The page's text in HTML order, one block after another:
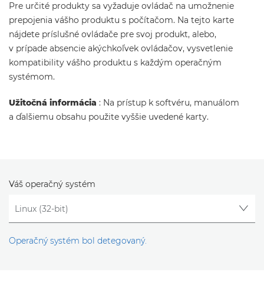
Pre určité produkty sa vyžaduje ovládač na umožnenie
prepojenia vášho produktu s počítačom. Na tejto karte
nájdete príslušné ovládače pre svoj produkt, alebo,
v prípade absencie akýchkoľvek ovládačov, vysvetlenie
kompatibility vášho produktu s každým operačným
systémom.
Užitočná informácia : Na prístup k softvéru, manuálom
a ďalšiemu obsahu použite vyššie uvedené karty.
Váš operačný systém
Operačný systém bol detegovaný.